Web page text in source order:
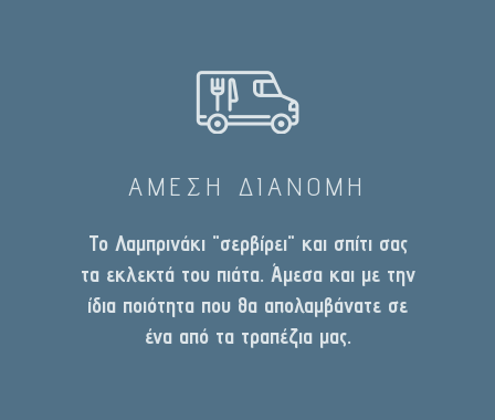
ΑΜΕΣΗ ΔΙΑΝΟΜΗ
Το Λαμπρινάκι "σερβίρει" και σπίτι σας
τα εκλεκτά του πιάτα. Άμεσα και με την
ίδια ποιότητα που θα απολαμβάνατε σε
ένα από τα τραπέζια μας.